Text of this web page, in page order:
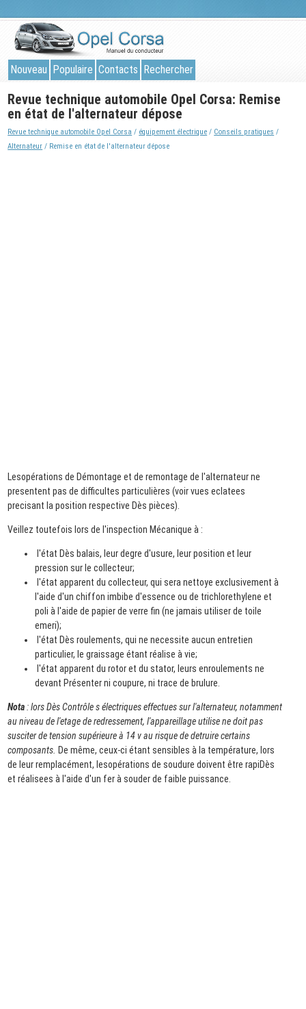
Nouveau Populaire Contacts Rechercher
Revue technique automobile Opel Corsa: Remise
en état de l'alternateur dépose
Revue technique automobile Opel Corsa / équipement électrique / Conseils pratiques /
Alternateur / Remise en état de l'alternateur dépose
Lesopérations de Démontage et de remontage de l'alternateur ne
presentent pas de difficultes particulières (voir vues eclatees
precisant la position respective Dès pièces).
Veillez toutefois lors de l'inspection Mécanique à :
l'état Dès balais, leur degre d'usure, leur position et leur
pression sur le collecteur;
l'état apparent du collecteur, qui sera nettoye exclusivement à
l'aide d'un chiffon imbibe d'essence ou de trichlorethylene et
poli à l'aide de papier de verre fin (ne jamais utiliser de toile
emeri);
l'état Dès roulements, qui ne necessite aucun entretien
particulier, le graissage étant réalise à vie;
l'état apparent du rotor et du stator, leurs enroulements ne
devant Présenter ni coupure, ni trace de brulure.
Nota : lors Dès Contrôle s électriques effectues sur l'alternateur, notamment
au niveau de l'etage de redressement, l'appareillage utilise ne doit pas
susciter de tension supérieure à 14 v au risque de detruire certains
composants. De même, ceux-ci étant sensibles à la température, lors
de leur remplacément, lesopérations de soudure doivent être rapiDès
et réalisees à l'aide d'un fer à souder de faible puissance.